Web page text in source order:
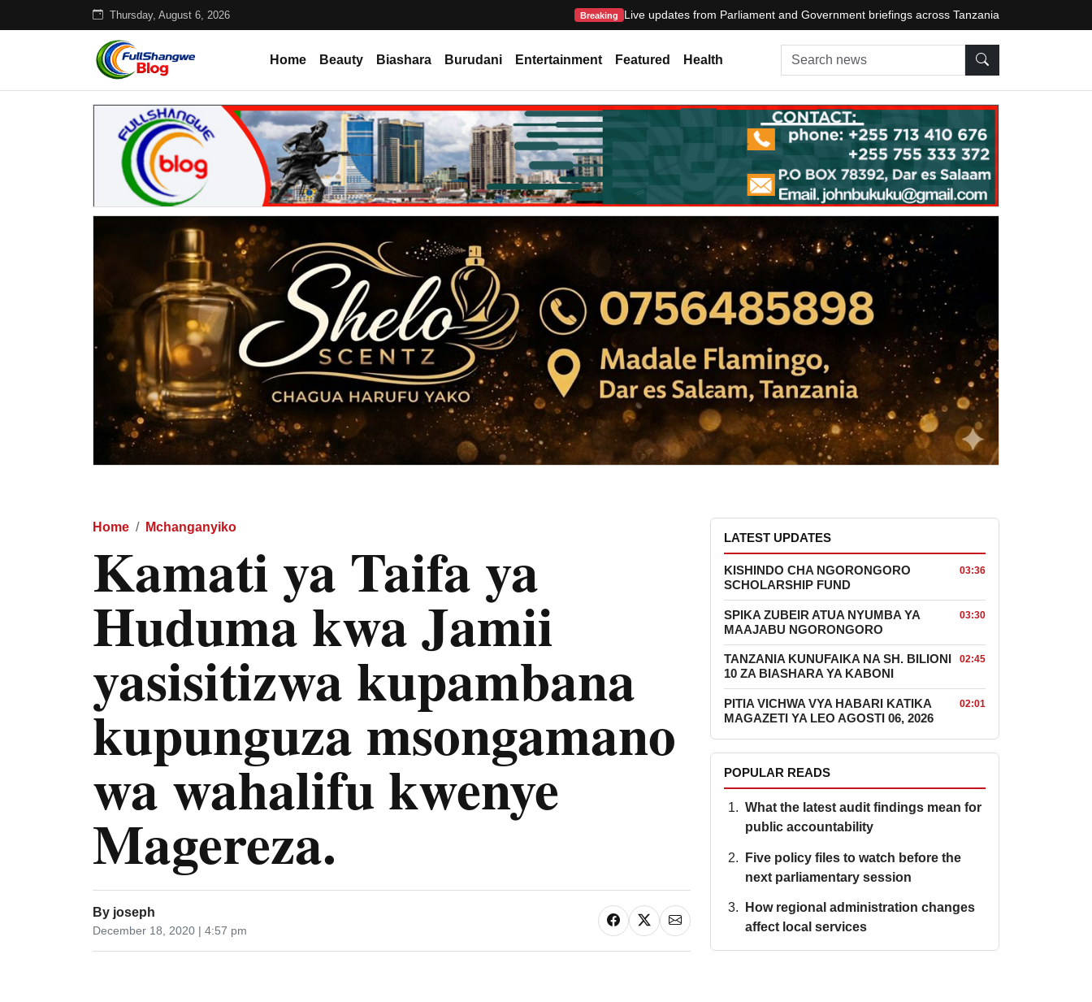
Thursday, August 6, 2026 Breaking Live updates from Parliament and Government briefings across Tanzania
Home Beauty Biashara Burudani Entertainment Featured Health Search news
Home Mchanganyiko
Kamati ya Taifa ya
Huduma kwa Jamii
yasisitizwa kupambana
kupunguza msongamano
wa wahalifu kwenye
Magereza.
By joseph
December 18, 2020 | 4:57 pm
LATEST UPDATES
KISHINDO CHA NGORONGORO
SCHOLARSHIP FUND
03:36
SPIKA ZUBEIR ATUA NYUMBA YA
MAAJABU NGORONGORO
03:30
TANZANIA KUNUFAIKA NA SH. BILIONI
10 ZA BIASHARA YA KABONI
02:45
PITIA VICHWA VYA HABARI KATIKA
MAGAZETI YA LEO AGOSTI 06, 2026
02:01
POPULAR READS
What the latest audit findings mean for
public accountability
Five policy files to watch before the
next parliamentary session
How regional administration changes
affect local services